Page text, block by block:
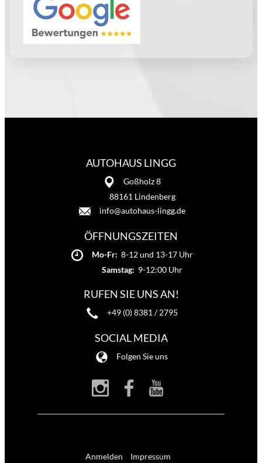
AUTOHAUS LINGG
Goßholz 8
88161 Lindenberg
info@autohaus-lingg.de
ÖFFNUNGSZEITEN
Mo-Fr: 8-12 und 13-17 Uhr
Samstag: 9-12:00 Uhr
RUFEN SIE UNS AN!
+49 (0) 8381 / 2795
SOCIAL MEDIA
Folgen Sie uns
Anmelden Impressum